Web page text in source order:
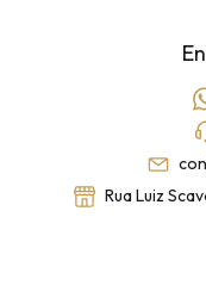
Rua Luiz